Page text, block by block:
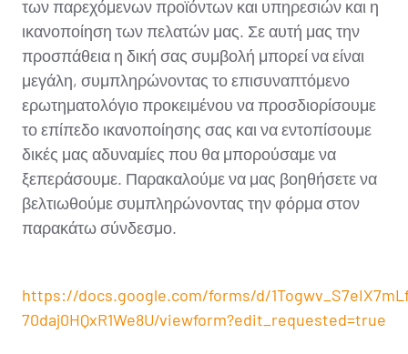
των παρεχόμενων προϊόντων και υπηρεσιών και η
ικανοποίηση των πελατών μας. Σε αυτή μας την
προσπάθεια η δική σας συμβολή μπορεί να είναι
μεγάλη, συμπληρώνοντας το επισυναπτόμενο
ερωτηματολόγιο προκειμένου να προσδιορίσουμε
το επίπεδο ικανοποίησης σας και να εντοπίσουμε
δικές μας αδυναμίες που θα μπορούσαμε να
ξεπεράσουμε. Παρακαλούμε να μας βοηθήσετε να
βελτιωθούμε συμπληρώνοντας την φόρμα στον
παρακάτω σύνδεσμο.
https://docs.google.com/forms/d/
70daj0HQxR1We8U/viewform?edit_requested=true